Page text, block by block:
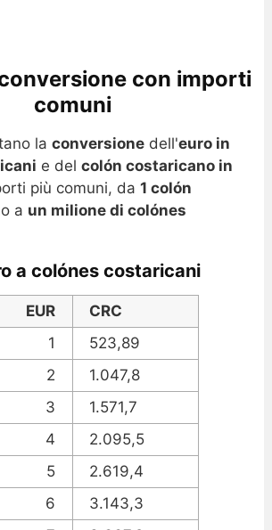
con importi
comuni
la conversionedell'euro in
e del colón costaricano in
più comuni, da 1 colón
a un milione di colónes
a colónes costaricani
EUR
CRC
1
523,89
2
1.047,8
3
1.571,7
4
2.095,5
5
2.619,4
6
3.143,3